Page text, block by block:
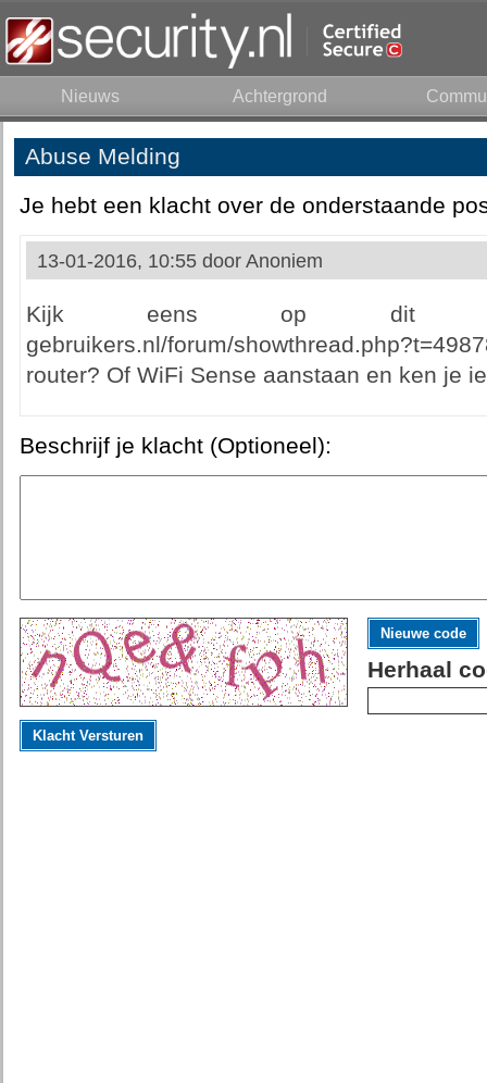
Nieuws Achtergrond
Abuse Melding
Je hebt een klacht over de onderstaande
13-01-2016, 10:55 door Anoniem
Kijk eens op dit
gebruikers.nl/forum/
router? Of WiFi Sense aanstaan en ken je
Beschrijf je klacht (Optioneel):
Nieuwe code
Herhaal
Klacht Versturen